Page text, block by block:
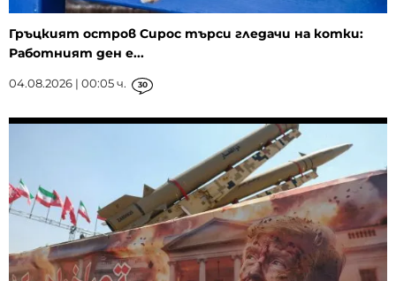
Гръцкият остров Сирос търси гледачи на котки:
Работният ден е...
04.08.2026 | 00:05 ч. 30